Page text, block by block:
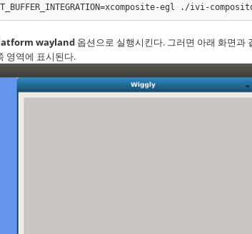
egl ./ivi-
wayland 옵션으로 실행시킨다. 그러면 아래 화면과
영역에 표시된다.